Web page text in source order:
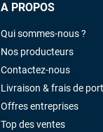
A PROPOS
Qui sommes-nous ?
Nos producteurs
Contactez-nous
Livraison & frais de port
Offres entreprises
Top des ventes